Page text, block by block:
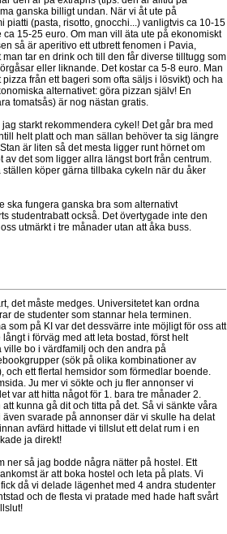
ganska billigt undan. När vi åt ute på
piatti (pasta, risotto, gnocchi...) vanligtvis ca 10-15
15-25 euro. Om man vill äta ute på ekonomiskt
så är aperitivo ett utbrett fenomen i Pavia,
tar en drink och till den får diverse tilltugg som
eller liknande. Det kostar ca 5-8 euro. Man
från ett bageri som ofta säljs i lösvikt) och ha
alternativet: göra pizzan själv! En
tomatsås) är nog nästan gratis.
starkt rekommendera cykel! Det går bra med
helt platt och man sällan behöver ta sig längre
är liten så det mesta ligger runt hörnet om
det som ligger allra längst bort från centrum.
köper gärna tillbaka cykeln när du åker
ska fungera ganska bra som alternativt
studentrabatt också. Det övertygade inte den
utmärkt i tre månader utan att åka buss.
det måste medges. Universitetet kan ordna
de studenter som stannar hela terminen.
som på KI var det dessvärre inte möjligt för oss att
i förväg med att leta bostad, först helt
bo i värdfamilj och den andra på
(sök på olika kombinationer av
och ett flertal hemsidor som förmedlar boende.
Ju mer vi sökte och ju fler annonser vi
var att hitta något för 1. bara tre månader 2.
kunna gå dit och titta på det. Så vi sänkte våra
svarade på annonser där vi skulle ha delat
avfärd hittade vi tillslut ett delat rum i en
ja direkt!
ner så jag bodde några nätter på hostel. Ett
är att boka hostel och leta på plats. Vi
då vi delade lägenhet med 4 andra studenter
och de flesta vi pratade med hade haft svårt